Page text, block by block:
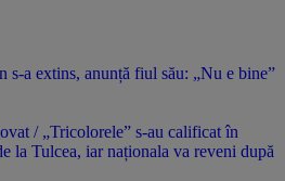
s-a extins, anunță fiul său: „Nu e bine”
/ „Tricolorele” s-au calificat în
la Tulcea, iar naționala va reveni după